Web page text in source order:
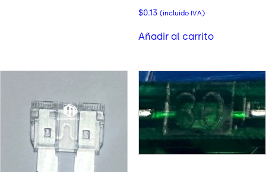
$0.13 (incluido IVA)
Añadir al carrito